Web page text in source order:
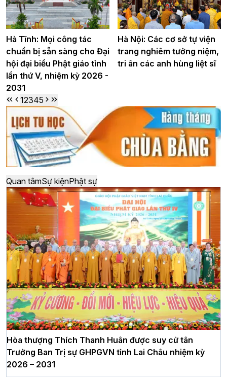
Hà Tĩnh: Mọi công tác
chuẩn bị sẵn sàng cho Đại
hội đại biểu Phật giáo tỉnh
lần thứ V, nhiệm kỳ 2026 -
2031
Hà Nội: Các cơ sở tự viện
trang nghiêm tưởng niệm,
tri ân các anh hùng liệt sĩ
12345
Quan tâmSự kiệnPhật sự
Hòa thượng Thích Thanh Huân được suy cử tân
Trưởng Ban Trị sự GHPGVN tỉnh Lai Châu nhiệm kỳ
2026 – 2031